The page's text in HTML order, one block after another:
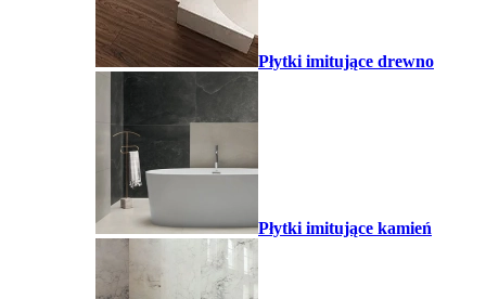
Płytki imitujące drewno
Płytki imitujące kamień